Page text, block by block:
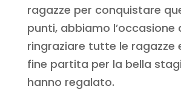
ragazze per conquistare
punti, abbiamo l’occasione
ringraziare tutte le ragazze
fine partita per la bella
hanno regalato.